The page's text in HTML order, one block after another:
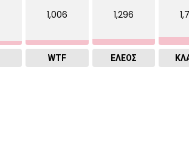
1,006
WTF
1,296
ΕΛΕΟΣ